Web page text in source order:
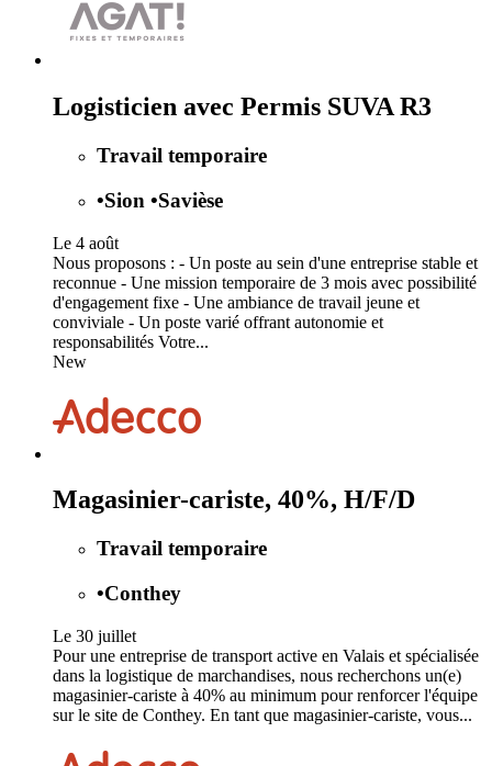
Logisticien avec Permis SUVA R3
Travail temporaire
•Sion •Savièse
Le 4 août
Nous proposons : - Un poste au sein d'une entreprise stable et
reconnue - Une mission temporaire de 3 mois avec possibilité
d'engagement fixe - Une ambiance de travail jeune et
conviviale - Un poste varié offrant autonomie et
responsabilités Votre...
New
Magasinier-cariste, 40%, H/F/D
Travail temporaire
•Conthey
Le 30 juillet
Pour une entreprise de transport active en Valais et spécialisée
dans la logistique de marchandises, nous recherchons un(e)
magasinier-cariste à 40% au minimum pour renforcer l'équipe
sur le site de Conthey. En tant que magasinier-cariste, vous...